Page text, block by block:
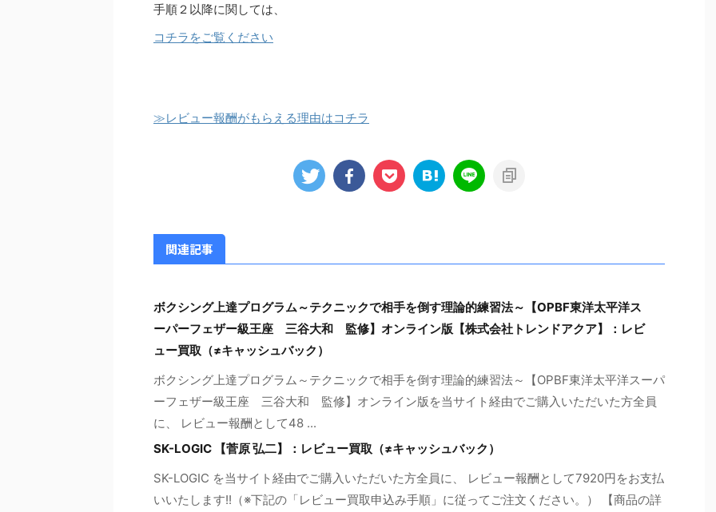
手順２以降に関しては、
コチラをご覧ください
≫レビュー報酬がもらえる理由はコチラ
関連記事
ボクシング上達プログラム～テクニックで相手を倒す理論的練習法～【OPBF東洋太平洋ス
ーパーフェザー級王座 三谷大和 監修】オンライン版【株式会社トレンドアクア】：レビ
ュー買取（≠キャッシュバック）
ボクシング上達プログラム～テクニックで相手を倒す理論的練習法～【OPBF東洋太平洋スーパ
ーフェザー級王座 三谷大和 監修】オンライン版を当サイト経由でご購入いただいた方全員
に、 レビュー報酬として48 ...
SK-LOGIC 【菅原 弘二】：レビュー買取（≠キャッシュバック）
SK-LOGIC を当サイト経由でご購入いただいた方全員に、 レビュー報酬として7920円をお支払
いいたします!!（※下記の「レビュー買取申込み手順」に従ってご注文ください。） 【商品の詳